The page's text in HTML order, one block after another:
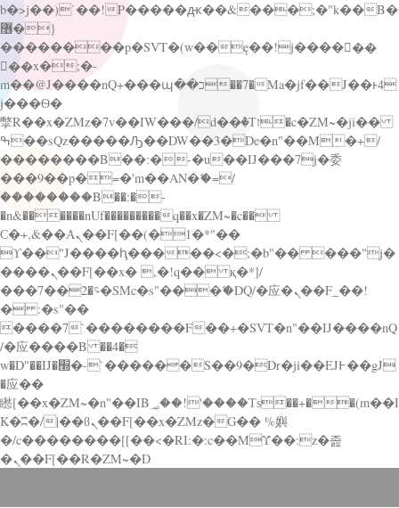
b�>j��)΄��!P�����ԫ��&���;�"k��B�
޶�}
��������p�SVT�(w��ę��!j������
��x�;�-
m��@J����nQ+���պ��כ��7�Ma�jf��J��ͱ4
j���Ѳ�
撆R��x�ZMz�7v��IW���/d��ٞ�Тז�c�ZM~�ji��
ߒ��sQz�����Ԡ��DW��3�De�n"��M�+/
��������B��:�-�u��IJ���7j�委
���9��p�=�'m��AN�ޭ�=/
��������B��:�-
�n&������nUf���������q��x�ZM~�c��
Ϲ�+,&��Ὰܢ��F[��(�1�*"��
ϒ��"J����ԧ�����<�;�b"�� ���"j�
����ܢ��F[��x� ,�!q�� қ�*]/
���؝�2��7�SMc�s"���ޭ�DQ/�应�ܢ��F_��!
� :�s"��
����7`��������F��+�SVT�n"��IJ����nQ
/�应����B ��4�
w�D"��IJ�׭�-`������S��9�Dr�ji��EJ߅��gJ
�应��
矁[��x�ZM~�n"��IB؃��!'����Тѕ��+��(m��I
K�ʭ�/|��ϐܢ��F[��x�ZMz�G�� %嬩
�/c��������[[��<�RI:�:c��MΎ��:z�졾
�ܢ��F[��R�ZM~�D